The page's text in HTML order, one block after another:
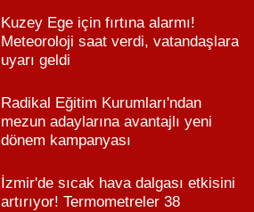
Kuzey Ege için fırtına alarmı!
Meteoroloji saat verdi, vatandaşlara
uyarı geldi
Radikal Eğitim Kurumları'ndan
mezun adaylarına avantajlı yeni
dönem kampanyası
İzmir'de sıcak hava dalgası etkisini
artırıyor! Termometreler 38